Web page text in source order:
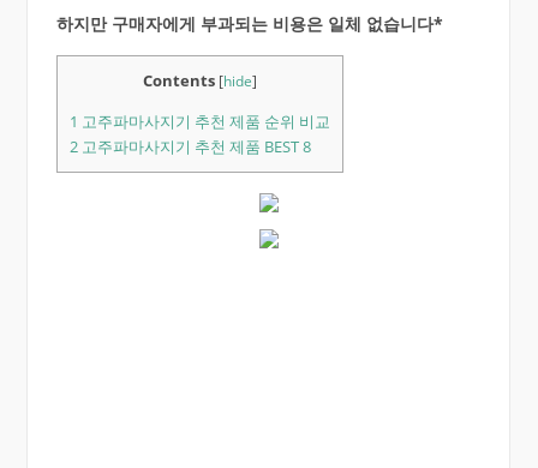
하지만 구매자에게 부과되는 비용은 일체 없습니다*
Contents [hide]
1 고주파마사지기 추천 제품 순위 비교
2고주파마사지기 추천 제품 BEST 8